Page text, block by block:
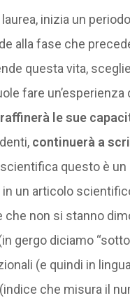
laurea, inizia un
alla fase che
questa vita,
fare
raffinerà le sue
continuerà a
questo è
un articolo
che non si stanno
gergo diciamo
(e quindi in
che misura il